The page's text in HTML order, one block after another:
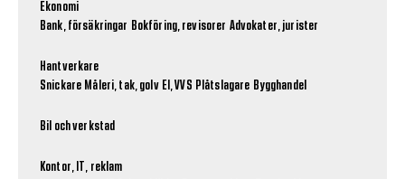
Ekonomi
Bank, försäkringar Bokföring, revisorer Advokater, jurister
Hantverkare
Snickare Måleri, tak, golv El, VVS Plåtslagare Bygghandel
Bil och verkstad
Kontor, IT, reklam